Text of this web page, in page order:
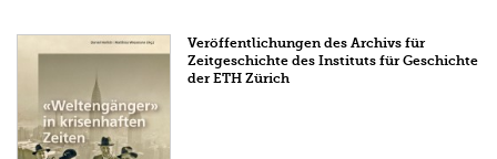
Veröffentlichungen des Archivs für
Zeitgeschichte des Instituts für Geschichte
der ETH Zürich